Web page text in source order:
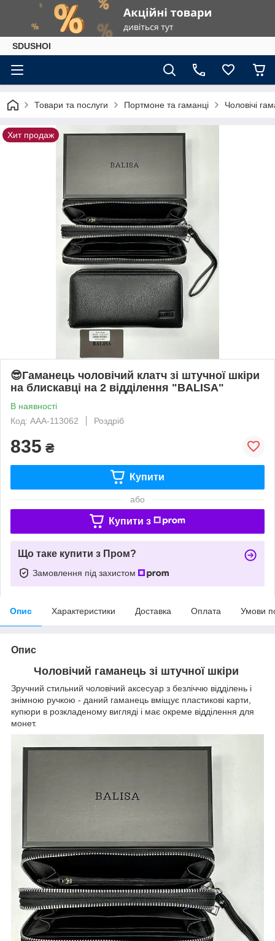
SDUSHOI
Товари та послуги Портмоне та гаманці Чоловічі
Хит продаж
😎Гаманець чоловічий клатч зі штучної шкіри
на блискавці на 2 відділення "BALISA"
В наявності
Код: AAA-113062
Роздріб
835 ₴
Купити
або
Купити з
Що таке купити з Пром?
Замовлення під захистом
Опис Характеристики Доставка Оплата Умови
Опис
Чоловічий гаманець зі штучної шкіри
Зручний стильний чоловічий аксесуар з безліччю відділень і
знімною ручкою - даний гаманець вміщує пластикові карти,
купюри в розкладеному вигляді і має окреме відділення для
монет.